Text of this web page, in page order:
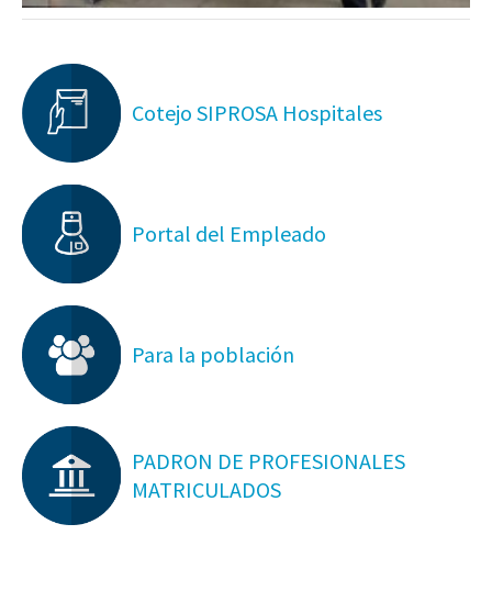
Cotejo SIPROSA Hospitales
Portal del Empleado
Para la población
PADRON DE PROFESIONALES
MATRICULADOS